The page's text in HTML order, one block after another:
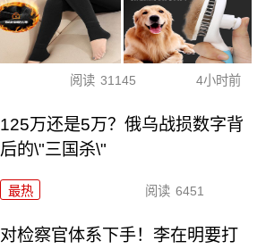
阅读 31145 4小时前
125万还是5万？俄乌战损数字背
后的\"三国杀\"
最热 阅读 6451
对检察官体系下手！李在明要打